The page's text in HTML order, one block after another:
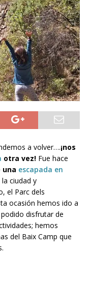
a volver….¡nos
otra vez! Fue hace
una escapada en
ciudad y
el Parc dels
ocasión hemos ido a
disfrutar de
hemos
del Baix Camp que